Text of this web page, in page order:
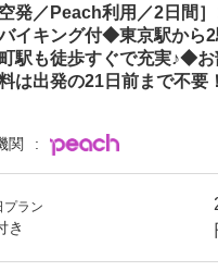
空発／Peach利用／2日間
イキング付◆東京駅から
駅も徒歩すぐで充実♪◆
は出発の21日前まで不要
関
プラン
き